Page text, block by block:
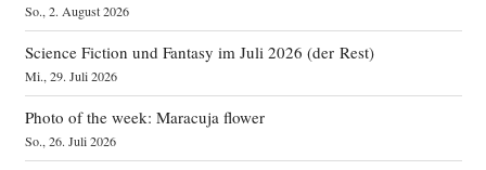
So., 2. August 2026
Science Fiction und Fantasy im Juli 2026 (der Rest)
Mi., 29. Juli 2026
Photo of the week: Maracuja flower
So., 26. Juli 2026